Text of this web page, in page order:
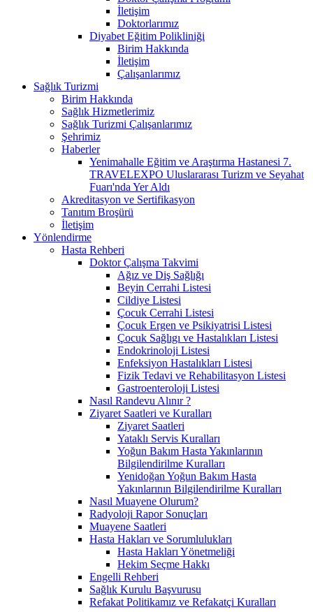
İletişim
Doktorlarımız
Diyabet Eğitim Polikliniği
Birim Hakkında
İletişim
Çalışanlarımız
Sağlık Turizmi
Birim Hakkında
Sağlık Hizmetlerimiz
Sağlık Turizmi Çalışanlarımız
Şehrimiz
Haberler
Yenimahalle Eğitim ve Araştırma Hastanesi 7.
TRAVELEXPO Uluslararası Turizm ve Seyahat
Fuarı'nda Yer Aldı
Akreditasyon ve Sertifikasyon
Tanıtım Broşürü
İletişim
Yönlendirme
Hasta Rehberi
Doktor Çalışma Takvimi
Ağız ve Diş Sağlığı
Beyin Cerrahi Listesi
Cildiye Listesi
Çocuk Cerrahi Listesi
Çocuk Ergen ve Psikiyatrisi Listesi
Çocuk Sağlıgı ve Hastalıkları Listesi
Endokrinoloji Listesi
Enfeksiyon Hastalıkları Listesi
Fizik Tedavi ve Rehabilitasyon Listesi
Gastroenteroloji Listesi
Nasıl Randevu Alınır ?
Ziyaret Saatleri ve Kuralları
Ziyaret Saatleri
Yataklı Servis Kuralları
Yoğun Bakım Hasta Yakınlarının
Bilgilendirilme Kuralları
Yenidoğan Yoğun Bakım Hasta
Yakınlarının Bilgilendirilme Kuralları
Nasıl Muayene Olurum?
Radyoloji Rapor Sonuçları
Muayene Saatleri
Hasta Hakları ve Sorumlulukları
Hasta Hakları Yönetmeliği
Hekim Seçme Hakkı
Engelli Rehberi
Sağlık Kurulu Başvurusu
Refakat Politikamız ve Refakatçi Kuralları